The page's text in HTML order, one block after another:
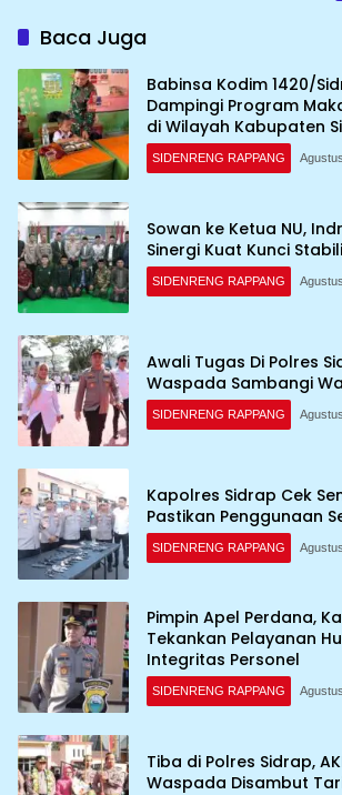
Baca Juga
Babinsa Kodim 1420/
Dampingi Program
di Wilayah Kabupaten
SIDENRENG RAPPANG
Sowan ke Ketua NU,
Sinergi Kuat Kunci
SIDENRENG RAPPANG
Awali Tugas Di Polres
Waspada Sambangi
SIDENRENG RAPPANG
Kapolres Sidrap Cek
Pastikan Penggunaan
SIDENRENG RAPPANG
Pimpin Apel Perdana,
Tekankan Pelayanan
Integritas Personel
SIDENRENG RAPPANG
Tiba di Polres Sidrap,
Waspada Disambut